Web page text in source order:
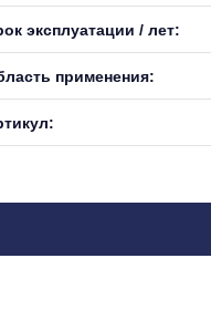
эксплуатации / лет:
применения: